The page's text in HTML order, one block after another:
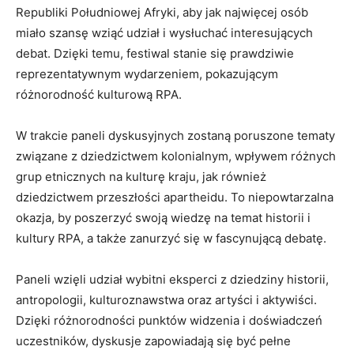
Republiki ‌Południowej Afryki,‍ aby⁣ jak najwięcej ‌osób
miało szansę wziąć ⁢udział i wysłuchać interesujących
debat. Dzięki temu, festiwal stanie się prawdziwie
reprezentatywnym wydarzeniem, pokazującym
różnorodność kulturową RPA.
W trakcie paneli dyskusyjnych​ zostaną poruszone‍ tematy
związane z dziedzictwem kolonialnym, wpływem różnych
grup⁣ etnicznych na⁣ kulturę kraju, ‌jak również⁤
dziedzictwem⁤ przeszłości‍ apartheidu. To niepowtarzalna
okazja,​ by poszerzyć swoją wiedzę na temat historii i
kultury⁢ RPA,⁣ a⁢ także zanurzyć się w fascynującą ⁤debatę.
Paneli wzięli udział ‍wybitni eksperci z dziedziny historii,
antropologii, ‌kulturoznawstwa oraz artyści i aktywiści.​
Dzięki różnorodności ⁤punktów widzenia i⁤ doświadczeń
uczestników, dyskusje ⁤zapowiadają się być pełne